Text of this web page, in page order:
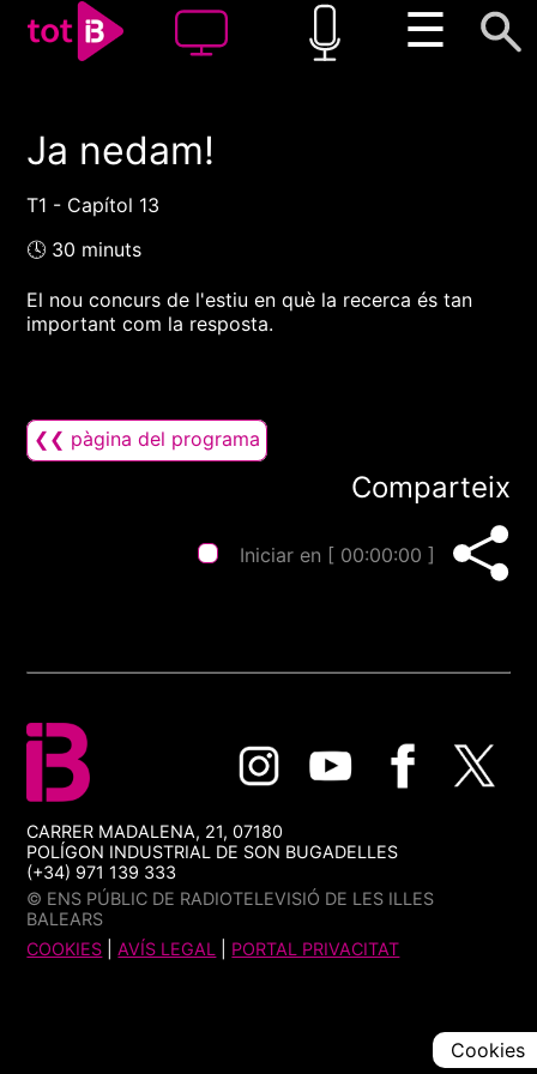
☰
00:00 00:00
Ja nedam!
T1 - Capítol 13
🕓 30 minuts
El nou concurs de l'estiu en què la recerca és tan
important com la resposta.
❮❮ pàgina del programa
Comparteix
Iniciar en [ 00:00:00 ]
CARRER MADALENA, 21, 07180
POLÍGON INDUSTRIAL DE SON BUGADELLES
(+34) 971 139 333
© ENS PÚBLIC DE RADIOTELEVISIÓ DE LES ILLES
BALEARS
COOKIES |AVÍS LEGAL PORTAL PRIVACITAT
Cookies